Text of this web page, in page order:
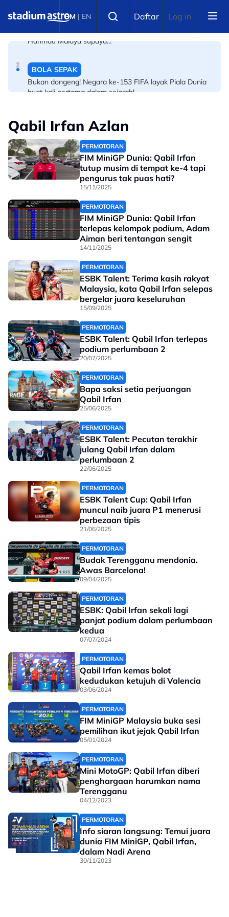
BM | EN Daftar Log in
Piala Hyundai ASEAN: Kakak Pavithran tegur peminat
Bukan dongeng! Negara ke-153 FIFA layak Piala Dunia
buat kali pertama dalam sejarah!
Qabil Irfan Azlan
PERMOTORAN
FIM MiniGP Dunia: Qabil Irfan
tutup musim di tempat ke-4 tapi
pengurus tak puas hati?
15/11/2025
PERMOTORAN
FIM MiniGP Dunia: Qabil Irfan
terlepas kelompok podium, Adam
Aiman beri tentangan sengit
14/11/2025
PERMOTORAN
ESBK Talent: Terima kasih rakyat
Malaysia, kata Qabil Irfan selepas
bergelar juara keseluruhan
15/09/2025
PERMOTORAN
ESBK Talent: Qabil Irfan terlepas
podium perlumbaan 2
20/07/2025
PERMOTORAN
Bapa saksi setia perjuangan
Qabil Irfan
25/06/2025
PERMOTORAN
ESBK Talent: Pecutan terakhir
julang Qabil Irfan dalam
perlumbaan 2
22/06/2025
PERMOTORAN
ESBK Talent Cup: Qabil Irfan
muncul naib juara P1 menerusi
perbezaan tipis
21/06/2025
PERMOTORAN
Budak Terengganu mendonia.
Awas Barcelona!
09/04/2025
PERMOTORAN
ESBK: Qabil Irfan sekali lagi
panjat podium dalam perlumbaan
kedua
07/07/2024
PERMOTORAN
Qabil Irfan kemas bolot
kedudukan ketujuh di Valencia
03/06/2024
PERMOTORAN
FIM MiniGP Malaysia buka sesi
pemilihan ikut jejak Qabil Irfan
05/01/2024
PERMOTORAN
Mini MotoGP: Qabil Irfan diberi
penghargaan harumkan nama
Terengganu
04/12/2023
PERMOTORAN
Info siaran langsung: Temui juara
dunia FIM MiniGP, Qabil Irfan,
dalam Nadi Arena
30/11/2023